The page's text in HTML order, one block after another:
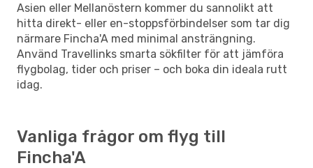
Asien eller Mellanöstern kommer du sannolikt att
hitta direkt- eller en-stoppsförbindelser som tar dig
närmare Fincha'A med minimal ansträngning.
Använd Travellinks smarta sökfilter för att jämföra
flygbolag, tider och priser – och boka din ideala rutt
idag.
Vanliga frågor om flyg till
Fincha'A